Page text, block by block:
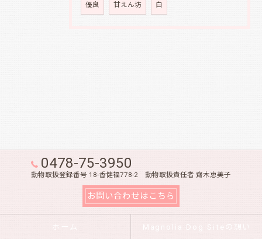
優良 甘えん坊 白
0478-75-3950
動物取扱登録番号 18-香健福778-2 動物取扱責任者 齋木恵美子
お問い合わせはこちら
ホーム Magnolia Dog Siteの想い